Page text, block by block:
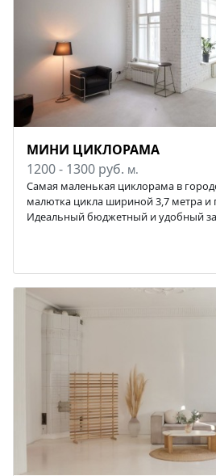
МИНИ ЦИКЛОРАМА
1200 - 1300 руб. м.
Самая маленькая циклорама в
малютка цикла шириной 3,7 метра и
Идеальный бюджетный и удобный